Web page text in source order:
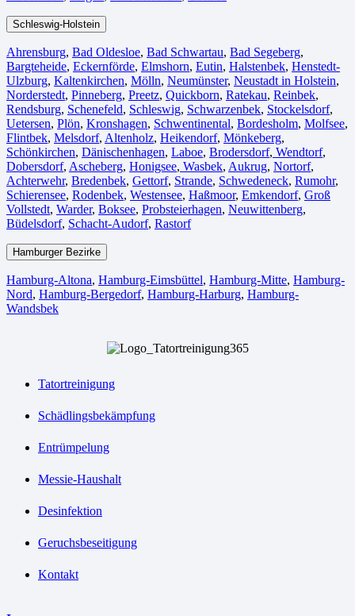
Schleswig-Holstein
Ahrensburg, Bad Oldesloe, Bad Schwartau, Bad Segeberg,
Bargteheide, Eckernförde, Elmshorn, Eutin, Halstenbek, Henstedt-
Ulzburg, Kaltenkirchen, Mölln, Neumünster, Neustadt in Holstein,
Norderstedt, Pinneberg, Preetz, Quickborn, Ratekau, Reinbek,
Rendsburg, Schenefeld, Schleswig, Schwarzenbek, Stockelsdorf,
Uetersen, Plön, Kronshagen, Schwentinental, Bordesholm, Molfsee,
Flintbek, Melsdorf, Altenholz, Heikendorf, Mönkeberg,
Schönkirchen, Dänischenhagen, Laboe, Brodersdorf, Wendtorf,
Dobersdorf, Ascheberg, Honigsee, Wasbek, Aukrug, Nortorf,
Achterwehr, Bredenbek, Gettorf, Strande, Schwedeneck, Rumohr,
Schierensee, Rodenbek, Westensee, Haßmoor, Emkendorf, Groß
Vollstedt, Warder, Boksee, Probsteierhagen, Neuwittenberg,
Büdelsdorf, Schacht-Audorf, Rastorf
Hamburger Bezirke
Hamburg-Altona, Hamburg-Eimsbüttel, Hamburg-Mitte, Hamburg-
Nord, Hamburg-Bergedorf, Hamburg-Harburg, Hamburg-
Wandsbek
Tatortreinigung
Schädlingsbekämpfung
Entrümpelung
Messie-Haushalt
Desinfektion
Geruchsbeseitigung
Kontakt